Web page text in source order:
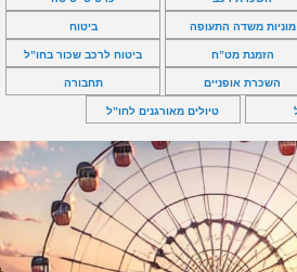
מוניות משדה התעופה ביטוח
הזמנת מט”ח ביטוח לרכב שכור בחו”ל
השכרת אופניים תחבורה
טיולים מאורגנים לחו”ל